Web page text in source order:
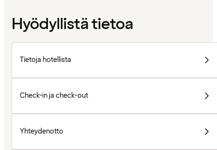
Hyödyllistä tietoa
Tietoja hotellista
Check-in ja check-out
Yhteydenotto